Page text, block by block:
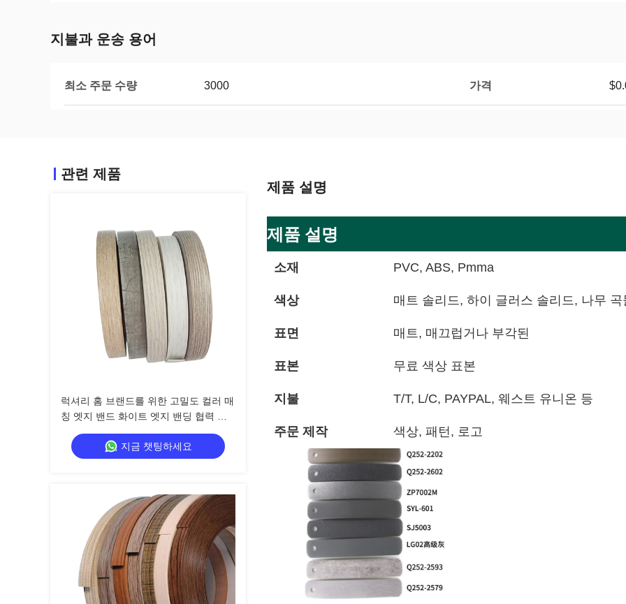
지불과 운송 용어
최소 주문 수량 3000 가격
관련 제품
럭셔리 홈 브랜드를 위한 고밀도 컬러 매
칭 엣지 밴드 화이트 엣지 밴딩 협력 모
지금 챗팅하세요
제품 설명
제품 설명
소재 PVC, ABS, Pmma
색상 매트 솔리드, 하이 글러스 솔리드, 나무
표면 매트, 매끄럽거나 부각된
표본 무료 색상 표본
지불 T/T, L/C, PAYPAL, 웨스트 유니온 등
주문 제작 색상, 패턴, 로고